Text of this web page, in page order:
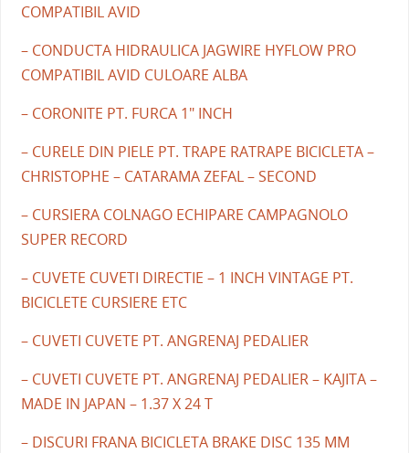
COMPATIBIL AVID
– CONDUCTA HIDRAULICA JAGWIRE HYFLOW PRO
COMPATIBIL AVID CULOARE ALBA
– CORONITE PT. FURCA 1" INCH
– CURELE DIN PIELE PT. TRAPE RATRAPE BICICLETA –
CHRISTOPHE – CATARAMA ZEFAL – SECOND
– CURSIERA COLNAGO ECHIPARE CAMPAGNOLO
SUPER RECORD
– CUVETE CUVETI DIRECTIE – 1 INCH VINTAGE PT.
BICICLETE CURSIERE ETC
– CUVETI CUVETE PT. ANGRENAJ PEDALIER
– CUVETI CUVETE PT. ANGRENAJ PEDALIER – KAJITA –
MADE IN JAPAN – 1.37 X 24 T
– DISCURI FRANA BICICLETA BRAKE DISC 135 MM